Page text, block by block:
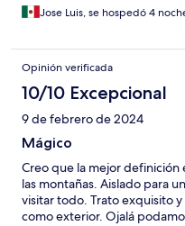
Jose Luis, se hospedó 4
Opinión verificada
10/10 Excepcional
9 de febrero de 2024
Mágico
Creo que la mejor
las montañas. Aislado para
visitar todo. Trato exquisito
como exterior. Ojalá